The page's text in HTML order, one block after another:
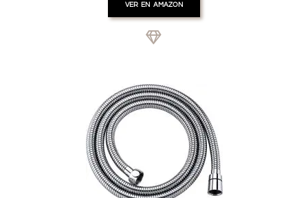
VER EN AMAZON